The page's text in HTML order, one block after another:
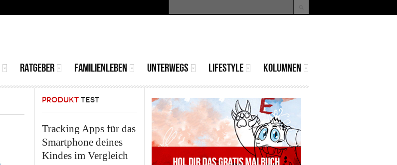
Suchformular
RATGEBER FAMILIENLEBEN UNTERWEGS LIFESTYLE KOLUMNEN
PRODUKT TEST
Tracking Apps für das
Smartphone deines
Kindes im Vergleich